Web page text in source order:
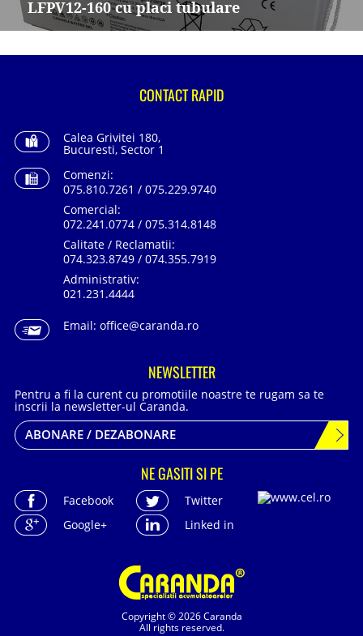
LFPV12-160 cu placi tubulare
Copyright © 2026 Caranda
All rights reserved.
CONTACT RAPID
Calea Grivitei 180,
Bucuresti, Sector 1
Comenzi:
075.810.7261 / 075.229.9740
Comercial:
072.241.0774 / 075.314.8148
Calitate / Reclamatii:
074.323.8749 / 074.355.7919
Administrativ:
021.231.4444
Email: office@caranda.ro
NEWSLETTER
Pentru a fi la curent cu promotiile noastre te rugam sa te
inscrii la newsletter-ul Caranda.
ABONARE / DEZABONARE
NE GASITI SI PE
Facebook
Twitter
Google+
Linked in